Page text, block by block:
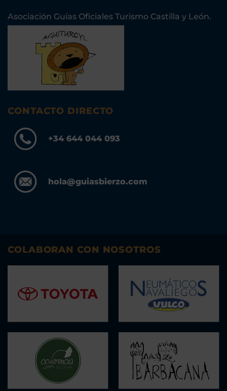
Asociación Guías Oficiales Turismo Castilla y León.
CONTACTO DIRECTO
+34 644 044 093
hola@guiasbierzo.com
COLABORAN CON NOSOTROS